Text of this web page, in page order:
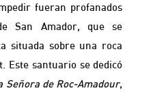
fueran profanados
San Amador, que se
situada sobre una roca
Este santuario se dedicó
Señora de Roc-Amadour,